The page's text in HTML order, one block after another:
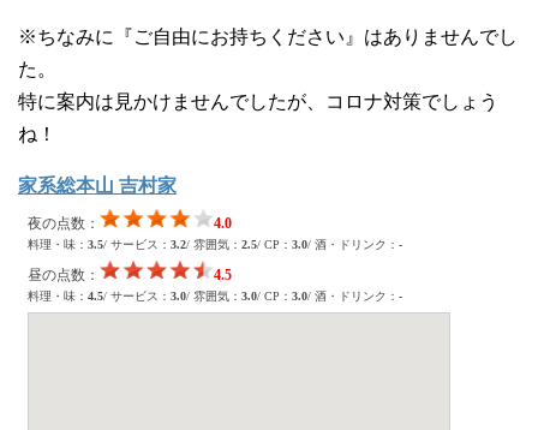
※ちなみに『ご自由にお持ちください』はありませんでし
た。
特に案内は見かけませんでしたが、コロナ対策でしょう
ね！
家系総本山 吉村家